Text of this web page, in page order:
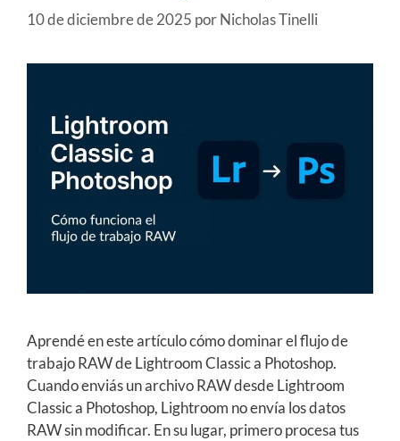
10 de diciembre de 2025 porNicholas Tinelli
Aprendé en este artículo cómo dominar el flujo de
trabajo RAW de Lightroom Classic a Photoshop.
Cuando enviás un archivo RAW desde Lightroom
Classic a Photoshop, Lightroom no envía los datos
RAW sin modificar. En su lugar, primero procesa tus